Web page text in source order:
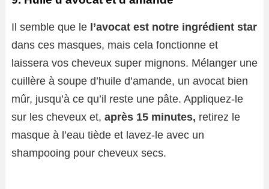
Il semble que le l’avocat est notre ingrédient star
dans ces masques, mais cela fonctionne et
laissera vos cheveux super mignons. Mélanger une
cuillère à soupe d’huile d’amande, un avocat bien
mûr, jusqu’à ce qu’il reste une pâte. Appliquez-le
sur les cheveux et, après 15 minutes, retirez le
masque à l’eau tiède et lavez-le avec un
shampooing pour cheveux secs.